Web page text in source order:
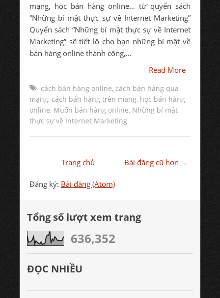
mạng, học bán hàng online… từ quyển sách
“Những bí mật thực sự về Internet Marketing”
Quyển sách “Những bí mật thực sự về Internet
Marketing” sẽ tiết lộ cho bạn những bí mật về
bán hàng online thành công,...
Read More
cách bán hàng online, cách bán hàng qua
mạng, cách bán hàng trên mạng, học bán hàng
online, Muốn bán hàng online, Những bí mật
thực sự về Internet Marketing
Bài đăng cũ hơn →
Trang chủ
Đăng ký: Bài đăng (Atom)
Tổng số lượt xem trang
636,352
ĐỌC NHIỀU